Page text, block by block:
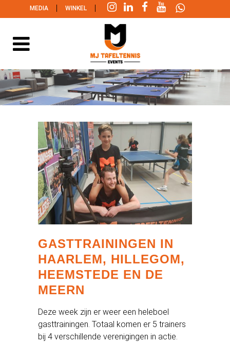
MEDIA | WINKEL |
GASTTRAININGEN IN
HAARLEM, HILLEGOM,
HEEMSTEDE EN DE
MEERN
Deze week zijn er weer een heleboel
gasttrainingen. Totaal komen er 5 trainers
bij 4 verschillende verenigingen in actie.